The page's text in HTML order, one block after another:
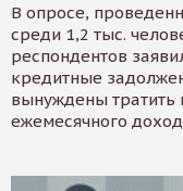
В опросе,
среди 1,2 тыс.
респондентов
кредитные
вынуждены тратить
ежемесячного доход